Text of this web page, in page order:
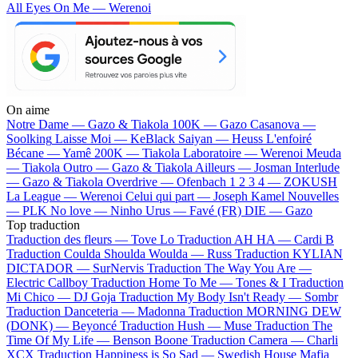
All Eyes On Me — Werenoi
On aime
Notre Dame — Gazo & Tiakola 100K — Gazo Casanova —
Soolking Laisse Moi — KeBlack Saiyan — Heuss L'enfoiré
Bécane —Yamê 200K — Tiakola Laboratoire — Werenoi Meuda
— Tiakola Outro — Gazo & Tiakola Ailleurs — Josman Interlude
— Gazo & Tiakola Overdrive — Ofenbach 1 2 3 4 — ZOKUSH
La League — Werenoi Celui qui part — Joseph Kamel Nouvelles
— PLK No love — Ninho Urus — Favé (FR) DIE — Gazo
Top traduction
Traduction des fleurs — Tove Lo Traduction AH HA — Cardi B
Traduction Coulda Shoulda Woulda — Russ Traduction KYLIAN
DICTADOR — SurNervis Traduction The Way You Are —
Electric Callboy Traduction Home To Me — Tones & I Traduction
Mi Chico — DJ Goja Traduction My Body Isn't Ready — Sombr
Traduction Danceteria — Madonna Traduction MORNING DEW
(DONK) — Beyoncé Traduction Hush — Muse Traduction The
Time Of My Life — Benson Boone Traduction Camera — Charli
XCX Traduction Happiness is So Sad — Swedish House Mafia